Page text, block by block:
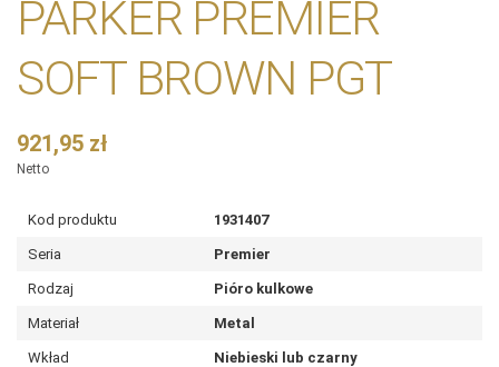
PARKER PREMIER
SOFT BROWN PGT
921,95 zł
Netto
Kod produktu 1931407
Seria Premier
Rodzaj Pióro kulkowe
Materiał Metal
Wkład Niebieski lub czarny